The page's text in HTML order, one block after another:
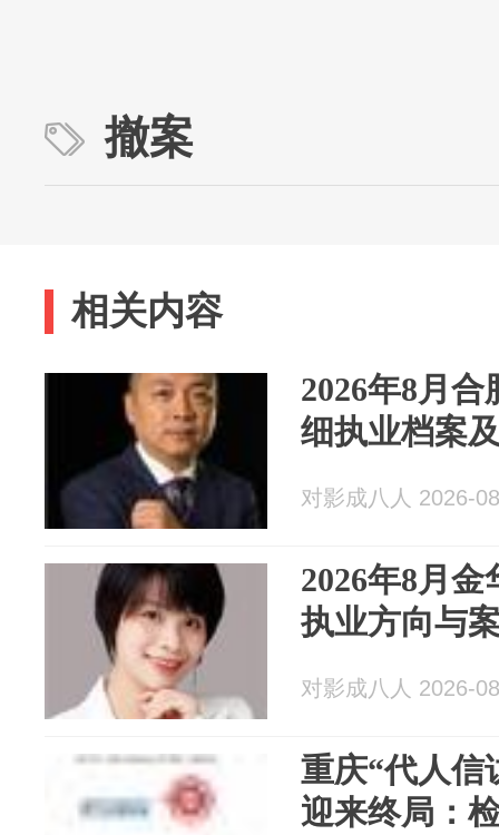
撤案
相关内容
2026年8月
细执业档案
对影成八人 2026-
2026年8月
执业方向与
对影成八人 2026-
重庆“代人信
迎来终局：